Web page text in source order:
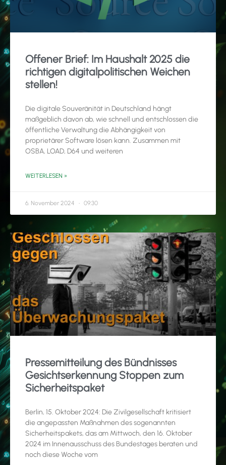
Offener Brief: Im Haushalt 2025 die
richtigen digitalpolitischen Weichen
stellen!
Die digitale Souveränität in Deutschland hängt
maßgeblich davon ab, wie schnell und entschlossen die
öffentliche Verwaltung die Abhängigkeit von
proprietärer Software lösen kann. Zusammen mit
OSBA, LOAD, D64 und weiteren
WEITERLESEN »
6. November 2024 09:30
Pressemitteilung des Bündnisses
Gesichtserkennung Stoppen zum
Sicherheitspaket
Berlin, 15. Oktober 2024: Die Zivilgesellschaft kritisiert
die angepassten Maßnahmen des sogenannten
Sicherheitspakets, das am Mittwoch, den 16. Oktober
2024 im Innenausschuss des Bundestages beraten und
noch diese Woche vom